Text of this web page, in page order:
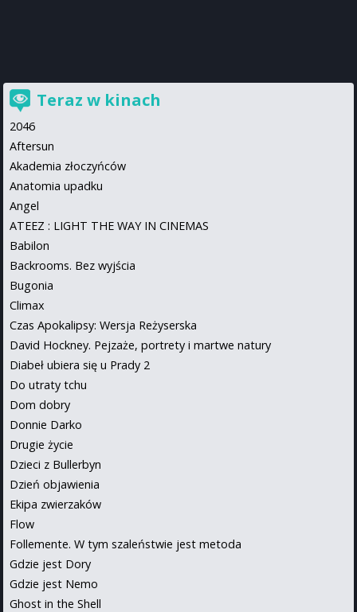
Teraz w kinach
2046
Aftersun
Akademia złoczyńców
Anatomia upadku
Angel
ATEEZ : LIGHT THE WAY IN CINEMAS
Babilon
Backrooms. Bez wyjścia
Bugonia
Climax
Czas Apokalipsy: Wersja Reżyserska
David Hockney. Pejzaże, portrety i martwe natury
Diabeł ubiera się u Prady 2
Do utraty tchu
Dom dobry
Donnie Darko
Drugie życie
Dzieci z Bullerbyn
Dzień objawienia
Ekipa zwierzaków
Flow
Follemente. W tym szaleństwie jest metoda
Gdzie jest Dory
Gdzie jest Nemo
Ghost in the Shell